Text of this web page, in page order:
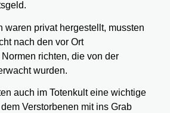
waren privat hergestellt, mussten
nach den vor Ort
richten, die von der
wurden.
auch im Totenkult eine wichtige
Verstorbenen mit ins Grab